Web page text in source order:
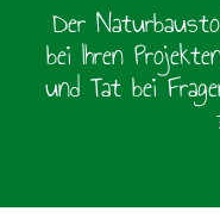
Der
bei Ihren
und Tat bei